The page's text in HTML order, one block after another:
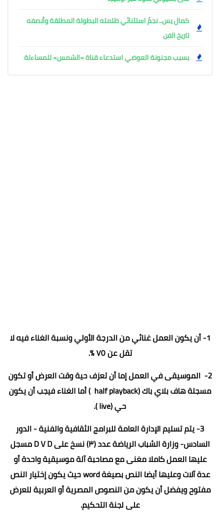
كمال يس.. نجمٌ استثنائي ظلمته البطولة المطلقة وأنصفه
تاريخ الفن
بسبب مجنونة العوضي استدعاء قناة «الشمس» للمساءلة
1- أن يكون العمل غنائي من الدرجة الأولي ونسبة الغناء فيه لا
تقل عن ٧٥ ٪؜.
2- الموسيقى في العمل إما أن تعزف حية وقت العرض أو تكون
مسجلة هاف بلاي باك (half playback ) أما الغناء فيجب أن يكون
حي (live ).
3- يتم تسليم الإدارة العامة للبرامج الثقافية والفنية - الدور
السادس- وزارة الشباب الرياضة عدد (٣) نسخ على D V D مسجل
عليها العمل كاملا مغنى مع مصاحبة آلة موسيقية واحدة أو
عدة آلات وعليها أيضا النص بصيغة word حيث يكون إختيار النص
مفتوح ويفضل أن يكون من النصوص المصرية أو العربية للعرض
على لجنة التحكيم.